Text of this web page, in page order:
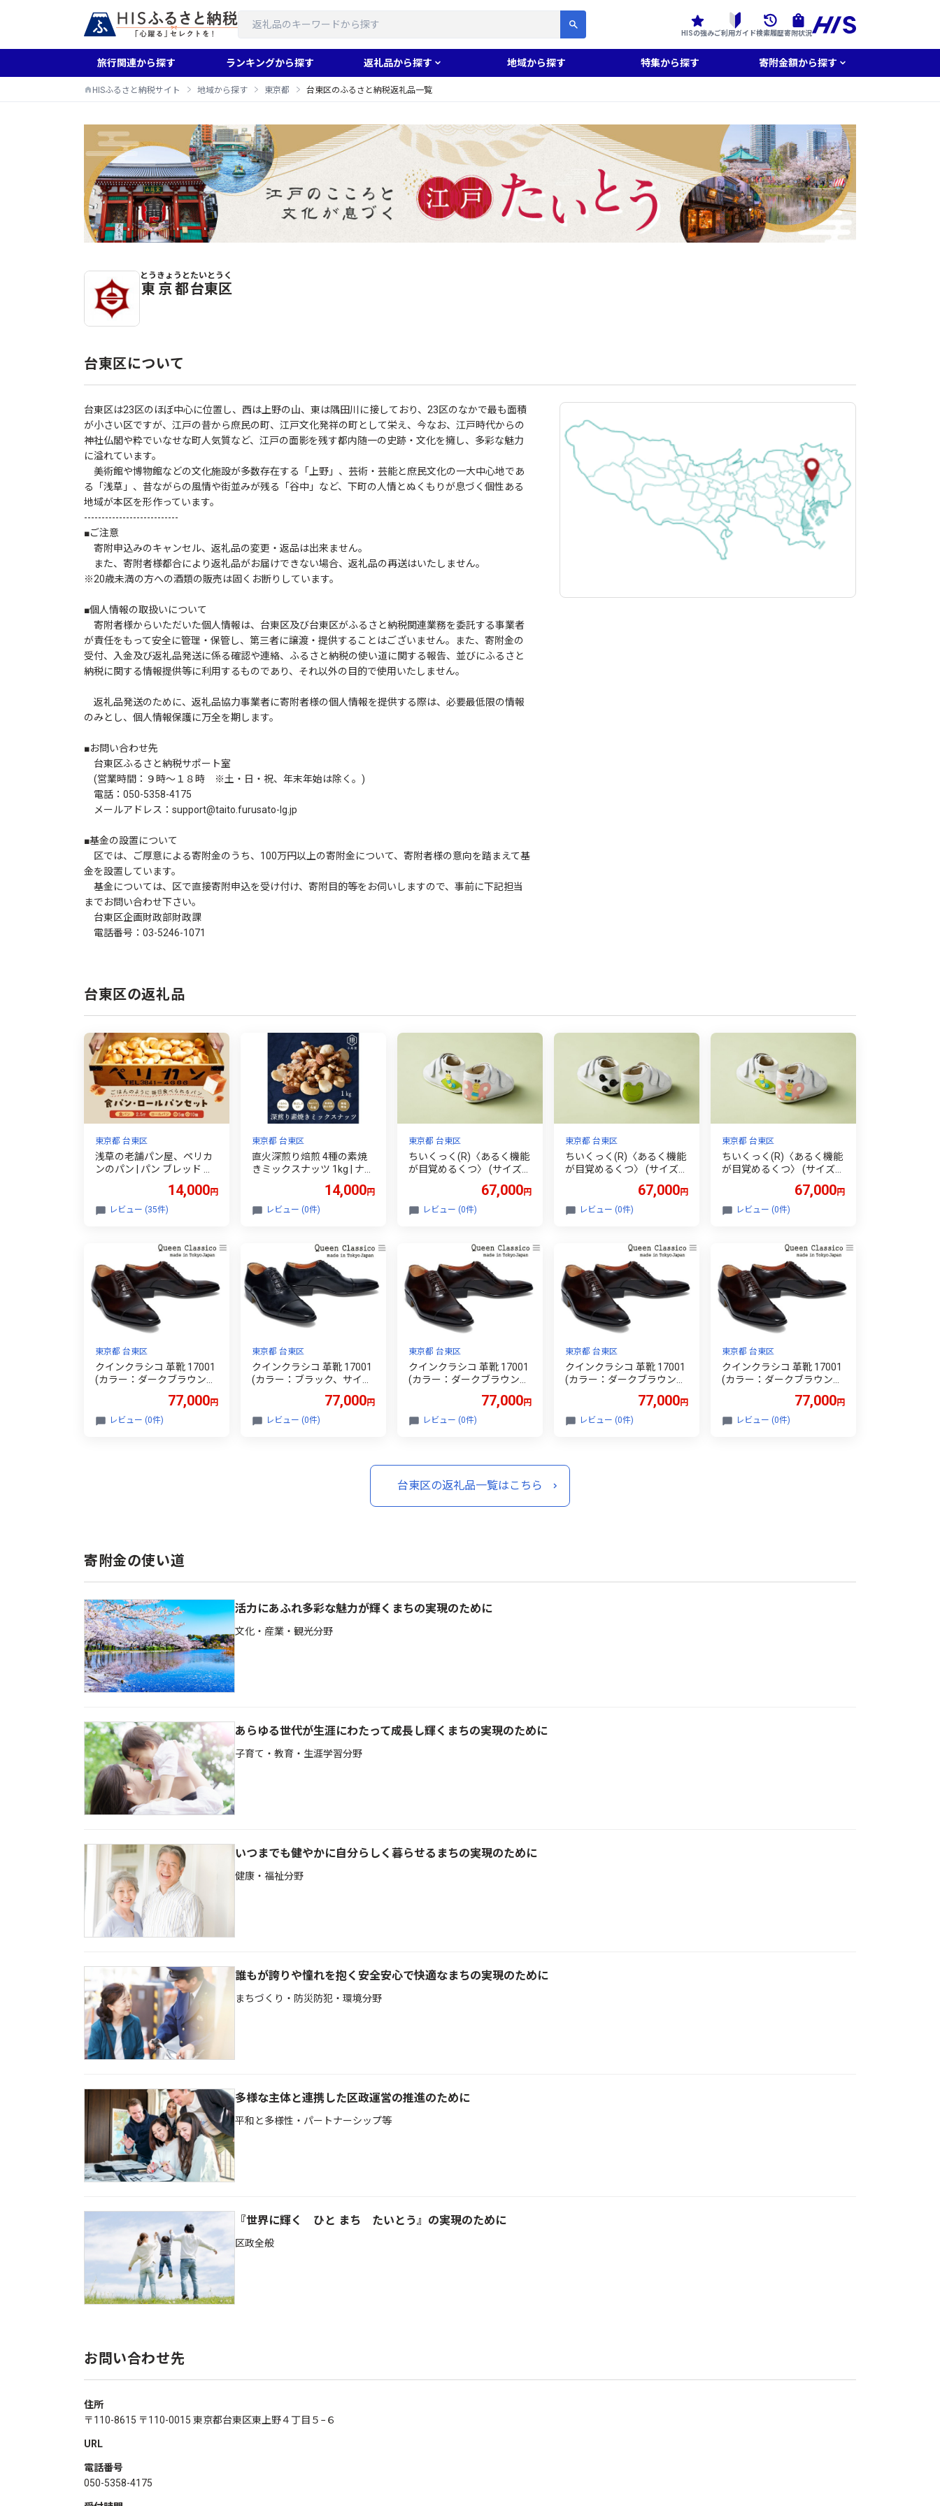
HISの強みご利用ガイド検索履歴寄附状況
旅行関連から探す ランキングから探す 返礼品から探す 地域から探す 特集から探す 寄附金額から探す
HISふるさと納税サイト 地域から探す 東京都 台東区のふるさと納税返礼品一覧
台東区のふるさと納税返礼品一覧
東京都
とうきょうと
台東区
たいとうく
台東区について
台東区は23区のほぼ中心に位置し、西は上野の山、東は隅田川に接しており、23区のなかで最も面積
が小さい区ですが、江戸の昔から庶民の町、江戸文化発祥の町として栄え、今なお、江戸時代からの
神社仏閣や粋でいなせな町人気質など、江戸の面影を残す都内随一の史跡・文化を擁し、多彩な魅力
に溢れています。
美術館や博物館などの文化施設が多数存在する「上野」、芸術・芸能と庶民文化の一大中心地であ
る「浅草」、昔ながらの風情や街並みが残る「谷中」など、下町の人情とぬくもりが息づく個性ある
地域が本区を形作っています。
---------------------------
■ご注意
寄附申込みのキャンセル、返礼品の変更・返品は出来ません。
また、寄附者様都合により返礼品がお届けできない場合、返礼品の再送はいたしません。
※20歳未満の方への酒類の販売は固くお断りしています。
■個人情報の取扱いについて
寄附者様からいただいた個人情報は、台東区及び台東区がふるさと納税関連業務を委託する事業者
が責任をもって安全に管理・保管し、第三者に譲渡・提供することはございません。また、寄附金の
受付、入金及び返礼品発送に係る確認や連絡、ふるさと納税の使い道に関する報告、並びにふるさと
納税に関する情報提供等に利用するものであり、それ以外の目的で使用いたしません。
返礼品発送のために、返礼品協力事業者に寄附者様の個人情報を提供する際は、必要最低限の情報
のみとし、個人情報保護に万全を期します。
■お問い合わせ先
台東区ふるさと納税サポート室
(営業時間：９時～１８時 ※土・日・祝、年末年始は除く。)
電話：050-5358-4175
メールアドレス：support@taito.furusato-lg.jp
■基金の設置について
区では、ご厚意による寄附金のうち、100万円以上の寄附金について、寄附者様の意向を踏まえて基
金を設置しています。
基金については、区で直接寄附申込を受け付け、寄附目的等をお伺いしますので、事前に下記担当
までお問い合わせ下さい。
台東区企画財政部財政課
電話番号：03-5246-1071
台東区の返礼品
東京都 台東区
浅草の老舗パン屋、ペリカ
ンのパン | パン ブレッド ロ
り寄せ グルメ レストラン
食事券 利用券 チケット 東
メ券 ギフト券 プレゼント
旅行 観光 トラベル
14,000円
レビュー (35件)
東京都 台東区
直火深煎り焙煎 4種の素焼
きミックスナッツ 1kg | ナッ
るみ アーモンド カシューナ
ッツ マカダミアナッツ 食塩
14,000円
レビュー (0件)
東京都 台東区
ちいくっく(R)〈あるく機能
が目覚めるくつ〉 (サイズ：
ん＆イモムシちゃん) | 靴 子
供靴 ファーストシューズ ベ
手作り 贈り物 お誕生日
67,000円
レビュー (0件)
東京都 台東区
ちいくっく(R)〈あるく機能
が目覚めるくつ〉 (サイズ：
おたまじゃくしちゃん) | 靴
子供靴 ファーストシューズ
ド 手作り 贈り物 お誕生日
67,000円
レビュー (0件)
東京都 台東区
ちいくっく(R)〈あるく機能
が目覚めるくつ〉 (サイズ：
ん＆イモムシちゃん) | 靴 子
供靴 ファーストシューズ ベ
手作り 贈り物 お誕生日
67,000円
レビュー (0件)
東京都 台東区
クインクラシコ 革靴 17001
(カラー：ダークブラウン、
77,000円
レビュー (0件)
東京都 台東区
クインクラシコ 革靴 17001
(カラー：ブラック、サイ
77,000円
レビュー (0件)
東京都 台東区
クインクラシコ 革靴 17001
(カラー：ダークブラウン、
77,000円
レビュー (0件)
東京都 台東区
クインクラシコ 革靴 17001
(カラー：ダークブラウン、
77,000円
レビュー (0件)
東京都 台東区
クインクラシコ 革靴 17001
(カラー：ダークブラウン、
77,000円
レビュー (0件)
台東区の返礼品一覧はこちら
寄附金の使い道
活力にあふれ多彩な魅力が輝くまちの実現のために
文化・産業・観光分野
あらゆる世代が生涯にわたって成長し輝くまちの実現のために
子育て・教育・生涯学習分野
いつまでも健やかに自分らしく暮らせるまちの実現のために
健康・福祉分野
誰もが誇りや憧れを抱く安全安心で快適なまちの実現のために
まちづくり・防災防犯・環境分野
多様な主体と連携した区政運営の推進のために
平和と多様性・パートナーシップ等
『世界に輝く ひと まち たいとう』の実現のために
区政全般
お問い合わせ先
住所
〒110-8615 〒110-0015 東京都台東区東上野４丁目５−６
URL
電話番号
050-5358-4175